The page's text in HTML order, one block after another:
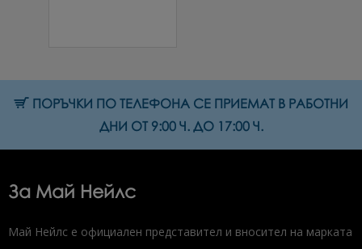
ПОРЪЧКИ ПО ТЕЛЕФОНА СЕ ПРИЕМАТ В РАБОТНИ
ДНИ ОТ 9:00 Ч. ДО 17:00 Ч.
За Май Нейлс
Май Нейлс е официален представител и вносител на марката